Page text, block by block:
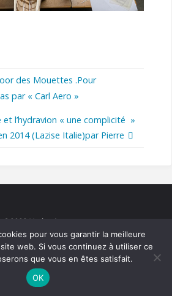
des Mouettes .Pour
par « Carl Aero »
l’hydravion « une complicité »
2014 (Lazise Italie)par Pierre
©2022 Hydravions
byFluida&WordPress.
pour vous garantir la meilleure
web. Si vous continuez à utiliser ce
que vous en êtes satisfait.
OK